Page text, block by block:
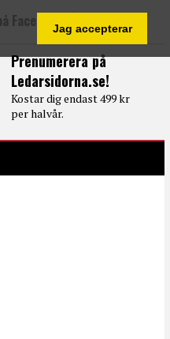
Jag accepterar
Prenumerera på
Ledarsidorna.se!
Kostar dig endast 499 kr
per halvår.
Facebook